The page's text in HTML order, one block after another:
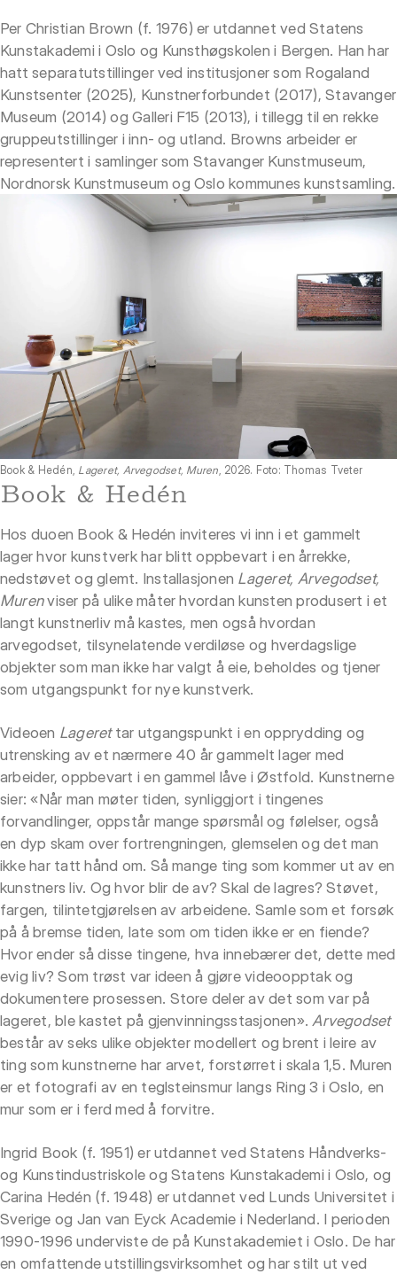
Per Christian Brown (f. 1976) er utdannet ved Statens
Kunstakademi i Oslo og Kunsthøgskolen i Bergen. Han har
hatt separatutstillinger ved institusjoner som Rogaland
Kunstsenter (2025), Kunstnerforbundet (2017), Stavanger
Museum (2014) og Galleri F15 (2013), i tillegg til en rekke
gruppeutstillinger i inn- og utland. Browns arbeider er
representert i samlinger som Stavanger Kunstmuseum,
Nordnorsk Kunstmuseum og Oslo kommunes kunstsamling.
Book & Hedén, Lageret, Arvegodset, Muren , 2026. Foto: Thomas Tveter
Book & Hedén
Hos duoen Book & Hedén inviteres vi inn i et gammelt
lager hvor kunstverk har blitt oppbevart i en årrekke,
nedstøvet og glemt. Installasjonen Lageret, Arvegodset,
Murenviser på ulike måter hvordan kunsten produsert i et
langt kunstnerliv må kastes, men også hvordan
arvegodset, tilsynelatende verdiløse og hverdagslige
objekter som man ikke har valgt å eie, beholdes og tjener
som utgangspunkt for nye kunstverk.
Videoen Lagerettar utgangspunkt i en opprydding og
utrensking av et nærmere 40 år gammelt lager med
arbeider, oppbevart i en gammel låve i Østfold. Kunstnerne
sier: «Når man møter tiden, synliggjort i tingenes
forvandlinger, oppstår mange spørsmål og følelser, også
en dyp skam over fortrengningen, glemselen og det man
ikke har tatt hånd om. Så mange ting som kommer ut av en
kunstners liv. Og hvor blir de av? Skal de lagres? Støvet,
fargen, tilintetgjørelsen av arbeidene. Samle som et forsøk
på å bremse tiden, late som om tiden ikke er en fiende?
Hvor ender så disse tingene, hva innebærer det, dette med
evig liv? Som trøst var ideen å gjøre videoopptak og
dokumentere prosessen. Store deler av det som var på
lageret, ble kastet på gjenvinningsstasjonen». Arvegodset
består av seks ulike objekter modellert og brent i leire av
ting som kunstnerne har arvet, forstørret i skala 1,5. Muren
er et fotografi av en teglsteinsmur langs Ring 3 i Oslo, en
mur som er i ferd med å forvitre.
Ingrid Book (f. 1951) er utdannet ved Statens Håndverks-
og Kunstindustriskole og Statens Kunstakademi i Oslo, og
Carina Hedén (f. 1948) er utdannet ved Lunds Universitet i
Sverige og Jan van Eyck Academie i Nederland. I perioden
1990-1996 underviste de på Kunstakademiet i Oslo. De har
en omfattende utstillingsvirksomhet og har stilt ut ved